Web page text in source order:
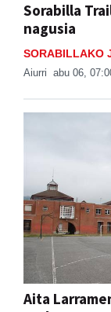
Sorabilla
nagusia
SORABILLAKO
Aiurri abu 06,
Aita